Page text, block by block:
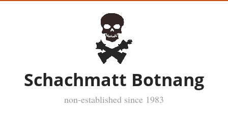
Schachmatt Botnang
non-established since 1983